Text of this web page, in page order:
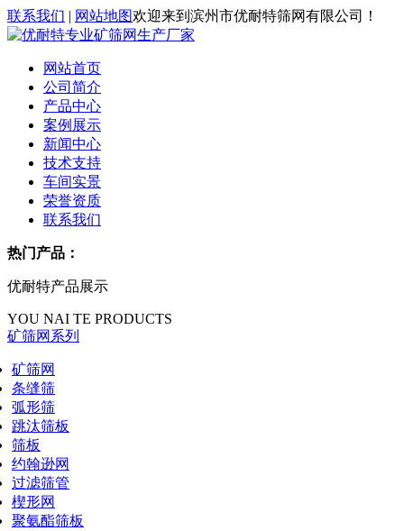
联系我们 | 网站地图欢迎来到滨州市优耐特筛网有限公司！
网站首页
公司简介
产品中心
案例展示
新闻中心
技术支持
车间实景
荣誉资质
联系我们
热门产品：
优耐特产品展示
YOU NAI TE PRODUCTS
矿筛网系列
矿筛网
条缝筛
弧形筛
跳汰筛板
筛板
约翰逊网
过滤筛管
楔形网
聚氨酯筛板